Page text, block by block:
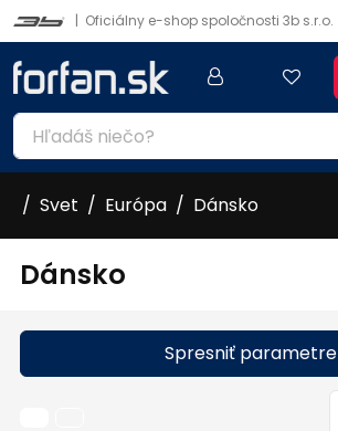
| Oficiálny e-shop spoločnosti 3b s.r.o.
Svet Európa Dánsko
Dánsko
Spresniť parametre